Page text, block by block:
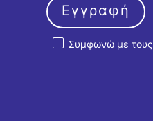
Συμφωνώ με τους
Εγγραφή